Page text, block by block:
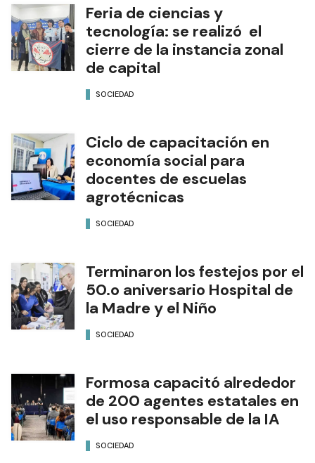
Feria de ciencias y
tecnología: se realizó el
cierre de la instancia zonal
de capital
SOCIEDAD
Ciclo de capacitación en
economía social para
docentes de escuelas
agrotécnicas
SOCIEDAD
Terminaron los festejos por el
50.o aniversario Hospital de
la Madre y el Niño
SOCIEDAD
Formosa capacitó alrededor
de 200 agentes estatales en
el uso responsable de la IA
SOCIEDAD